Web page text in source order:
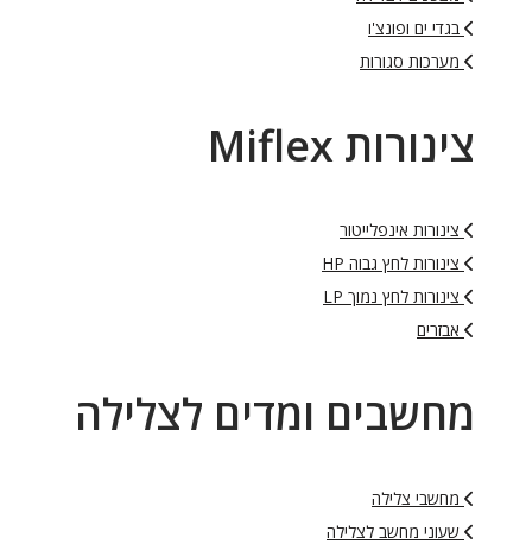
בגדי ים ופונצ'ו
מערכות סגורות
צינורות Miflex
צינורות אינפלייטור
צינורות לחץ גבוה HP
צינורות לחץ נמוך LP
אבזרים
מחשבים ומדים לצלילה
מחשבי צלילה
שעוני מחשב לצלילה